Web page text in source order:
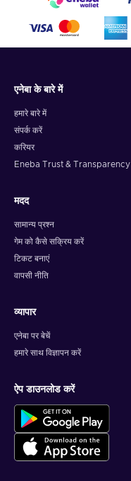
एनेबा के बारे में
हमारे बारे में
संपर्क करें
करियर
Eneba Trust & Transparency
मदद
सामान्य प्रश्न
गेम को कैसे सक्रिय करें
टिकट बनाएं
वापसी नीति
व्यापार
एनेबा पर बेचें
हमारे साथ विज्ञापन करें
ऐप डाउनलोड करें